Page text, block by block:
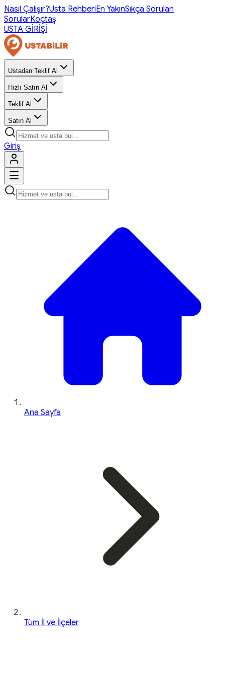
Nasıl Çalışır?Usta RehberiEn YakınSıkça Sorulan
SorularKoçtaş
USTA GİRİŞİ
Ustadan Teklif Al
Hızlı Satın Al
Teklif Al
Satın Al
Giriş
Ana Sayfa
Tüm İl ve İlçeler